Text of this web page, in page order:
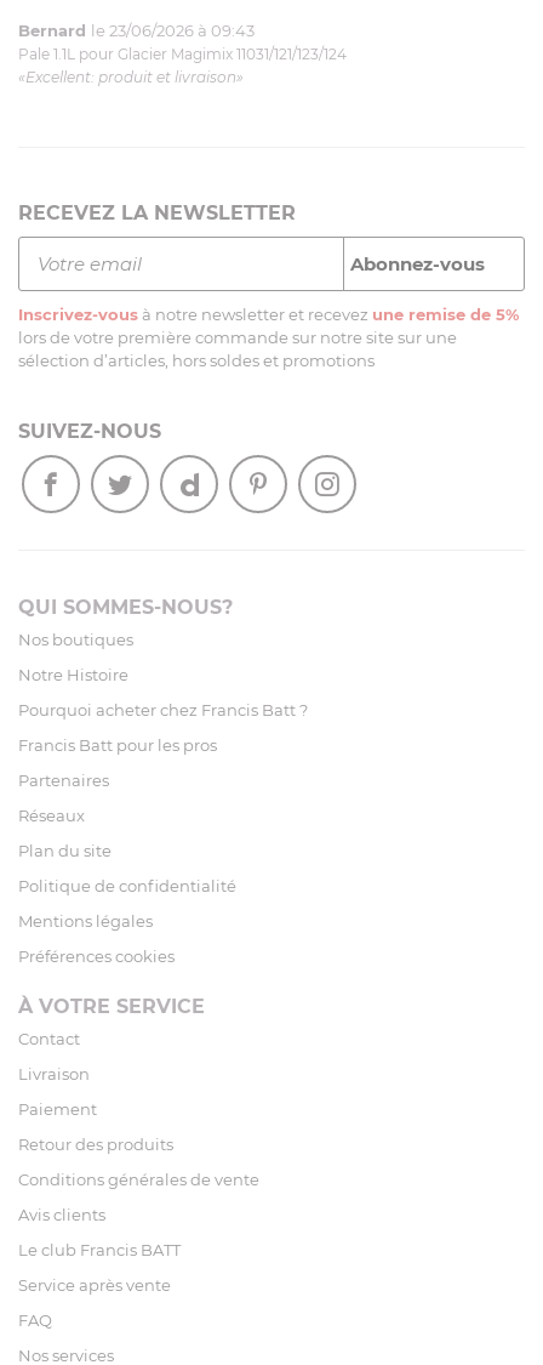
Bernard le 23/06/2026 à 09:43
Pale 1.1L pour Glacier Magimix 11031/121/123/124
«Excellent: produit et livraison»
RECEVEZ LA NEWSLETTER
Inscrivez-vous à notre newsletter et recevez une remise de 5%
lors de votre première commande sur notre site sur une
sélection d’articles, hors soldes et promotions
SUIVEZ-NOUS
QUI SOMMES-NOUS?
Nos boutiques
Notre Histoire
Pourquoi acheter chez Francis Batt ?
Francis Batt pour les pros
Partenaires
Réseaux
Plan du site
Politique de confidentialité
Mentions légales
Préférences cookies
À VOTRE SERVICE
Contact
Livraison
Paiement
Retour des produits
Conditions générales de vente
Avis clients
Le club Francis BATT
Service après vente
FAQ
Nos services